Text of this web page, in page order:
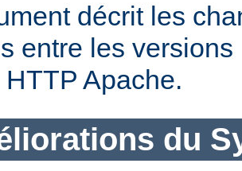
décrit les
entre les versions
Apache.
du